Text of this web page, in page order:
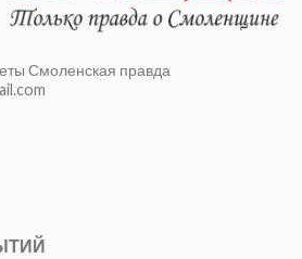
Смоленская правда